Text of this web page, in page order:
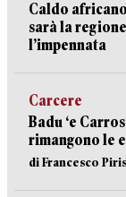
Caldo
sarà la
l’impennata
Carcere
Badu ‘e
rimangono le
di Francesco